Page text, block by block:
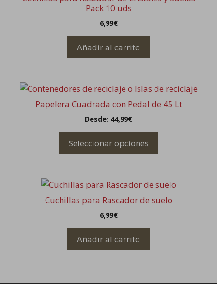
Pack 10 uds
6,99€
Añadir al carrito
Papelera Cuadrada con Pedal de 45 Lt
Desde: 44,99€
Seleccionar opciones
Este
producto
pueden
Cuchillas para Rascador de suelo
6,99€
Añadir al carrito